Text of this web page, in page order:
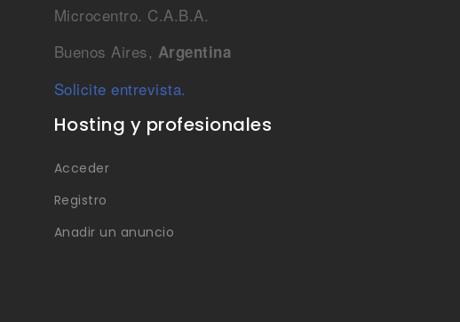
Microcentro. C.A.B.A.
Buenos Aires, Argentina
Solicite entrevista.
Hosting y profesionales
Acceder
Registro
Anadir un anuncio